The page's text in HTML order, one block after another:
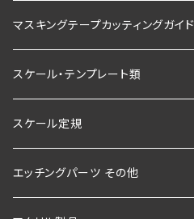
マスキングテープカッティングガイド
スケール・テンプレート類
スケール定規
エッチングパーツ その他